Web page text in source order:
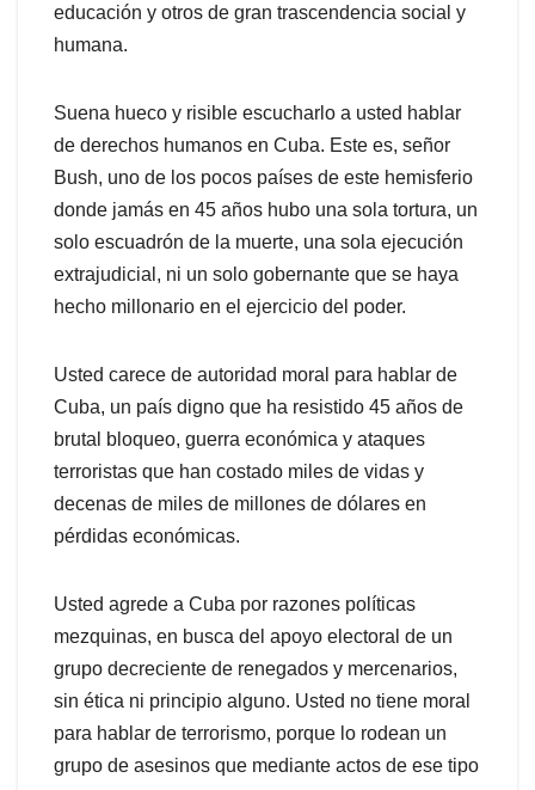
educación y otros de gran trascendencia social y
humana.
Suena hueco y risible escucharlo a usted hablar
de derechos humanos en Cuba. Este es, señor
Bush, uno de los pocos países de este hemisferio
donde jamás en 45 años hubo una sola tortura, un
solo escuadrón de la muerte, una sola ejecución
extrajudicial, ni un solo gobernante que se haya
hecho millonario en el ejercicio del poder.
Usted carece de autoridad moral para hablar de
Cuba, un país digno que ha resistido 45 años de
brutal bloqueo, guerra económica y ataques
terroristas que han costado miles de vidas y
decenas de miles de millones de dólares en
pérdidas económicas.
Usted agrede a Cuba por razones políticas
mezquinas, en busca del apoyo electoral de un
grupo decreciente de renegados y mercenarios,
sin ética ni principio alguno. Usted no tiene moral
para hablar de terrorismo, porque lo rodean un
grupo de asesinos que mediante actos de ese tipo